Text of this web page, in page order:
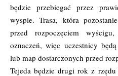
będzie przebiegać przez
wyspie. Trasa, która
przed rozpoczęciem
oznaczeń, więc uczestnicy
lub map dostarczonych przed
Tejeda będzie drugi rok z